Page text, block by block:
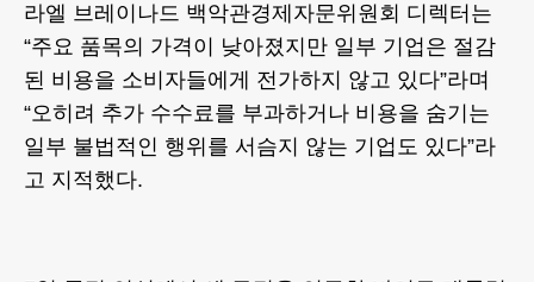
라엘 브레이나드 백악관경제자문위원회 디렉터는
“주요 품목의 가격이 낮아졌지만 일부 기업은 절감
된 비용을 소비자들에게 전가하지 않고 있다”라며
“오히려 추가 수수료를 부과하거나 비용을 숨기는
일부 불법적인 행위를 서슴지 않는 기업도 있다”라
고 지적했다.